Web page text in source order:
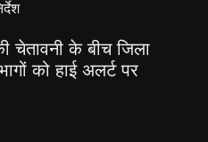
चेतावनी के बीच जिला
को हाई अलर्ट पर